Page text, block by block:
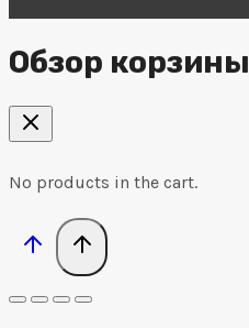
Обзор корзины
No products in the cart.